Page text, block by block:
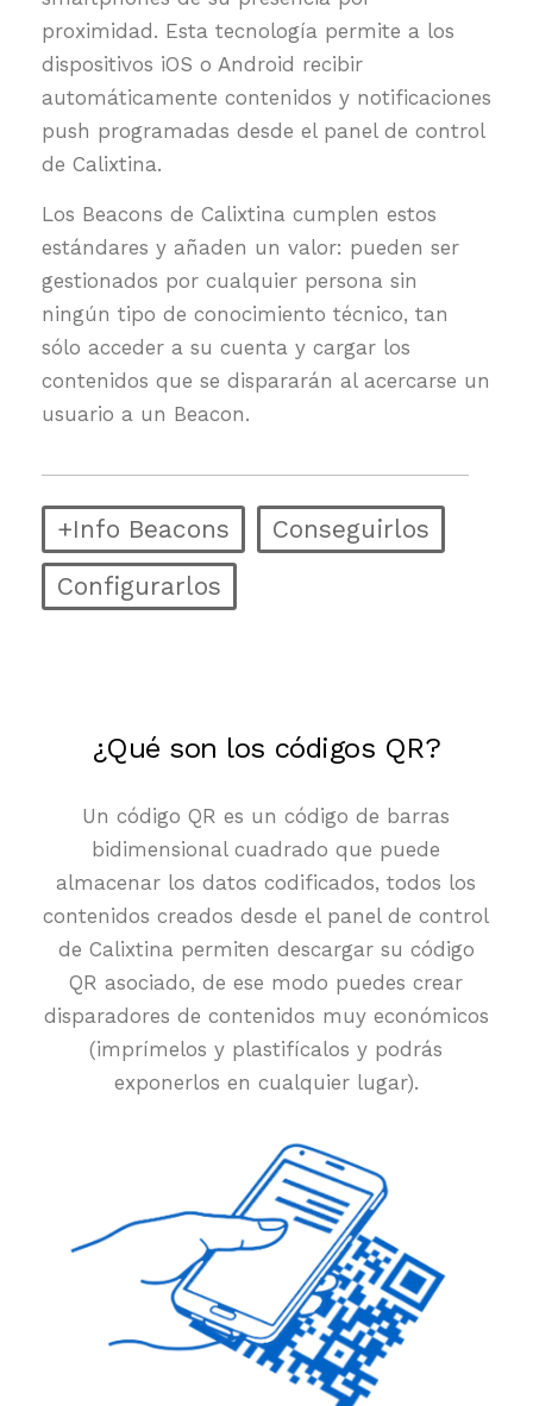
proximidad. Esta tecnología permite a los
dispositivos iOS o Android recibir
automáticamente contenidos y notificaciones
push programadas desde el panel de control
de Calixtina.
Los Beacons de Calixtina cumplen estos
estándares y añaden un valor: pueden ser
gestionados por cualquier persona sin
ningún tipo de conocimiento técnico, tan
sólo acceder a su cuenta y cargar los
contenidos que se dispararán al acercarse un
usuario a un Beacon.
+Info Beacons
Conseguirlos
Configurarlos
¿Qué son los códigos QR?
Un código QR es un código de barras
bidimensional cuadrado que puede
almacenar los datos codificados, todos los
contenidos creados desde el panel de control
de Calixtina permiten descargar su código
QR asociado, de ese modo puedes crear
disparadores de contenidos muy económicos
(imprímelos y plastifícalos y podrás
exponerlos en cualquier lugar).